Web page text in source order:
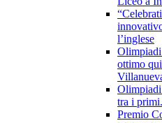
l’inglese
Olimpiadi
ottimo
tra i
Premio